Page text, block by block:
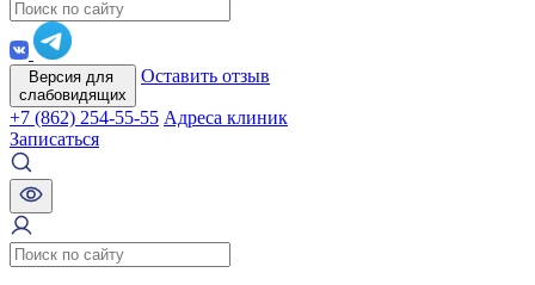
Версия для
слабовидящих
Оставить отзыв
+7 (862) 254-55-55 Адреса клиник
Записаться